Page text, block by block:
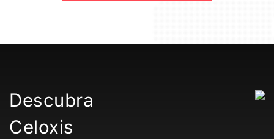
Descubra
Celoxis